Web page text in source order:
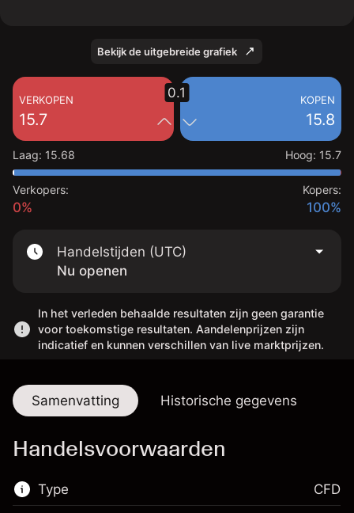
Bekijk de uitgebreide grafiek
VERKOPEN
15.7
KOPEN
15.8
0.1
Laag: 15.68 Hoog: 15.7
Verkopers:
0%
Kopers:
100%
Handelstijden (UTC)
Nu openen
In het verleden behaalde resultaten zijn geen garantie
voor toekomstige resultaten. Aandelenprijzen zijn
indicatief en kunnen verschillen van live marktprijzen.
Samenvatting Historische gegevens
Handelsvoorwaarden
Type CFD